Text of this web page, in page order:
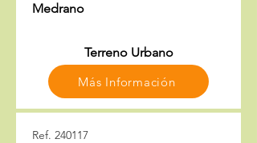
Medrano
Terreno Urbano
Más Información
Ref. 240117